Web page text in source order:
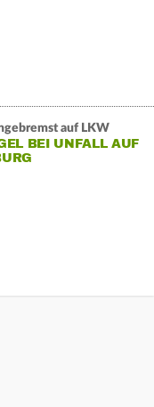
auf LKW
BEI UNFALL AUF